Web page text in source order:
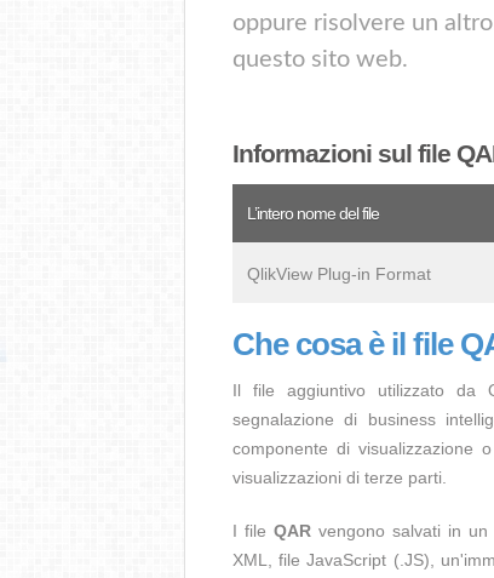
oppure risolvere un
questo sito web.
Informazioni sul file
L’intero nome del file
QlikView Plug-in Format
Che cosa è il file
Il file aggiuntivo utilizzato da
segnalazione di business
componente di visualizzazione
visualizzazioni di terze parti.
I file QAR vengono salvati in
XML, file JavaScript (.JS),